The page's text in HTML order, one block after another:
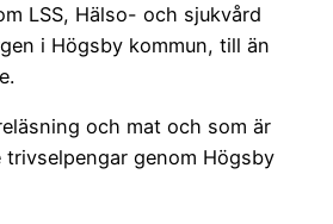
LSS, Hälso- och sjukvård
i Högsby kommun, till än
och mat och som är
trivselpengar genom Högsby